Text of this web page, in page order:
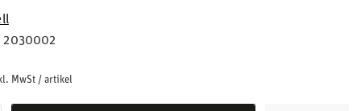
2030002
MwSt /artikel